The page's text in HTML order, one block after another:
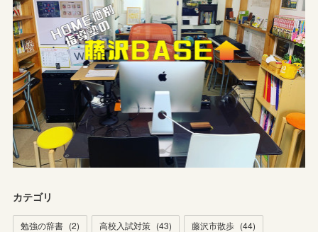
カテゴリ
勉強の辞書 (2) 高校入試対策 (43) 藤沢市散歩 (44)